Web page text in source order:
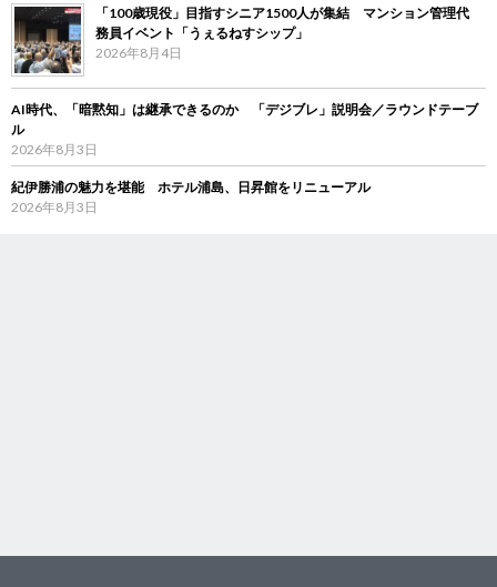
「100歳現役」目指すシニア1500人が集結 マンション管理代
務員イベント「うぇるねすシップ」
2026年8月4日
AI時代、「暗黙知」は継承できるのか 「デジブレ」説明会／ラウンドテーブ
ル
2026年8月3日
紀伊勝浦の魅力を堪能 ホテル浦島、日昇館をリニューアル
2026年8月3日